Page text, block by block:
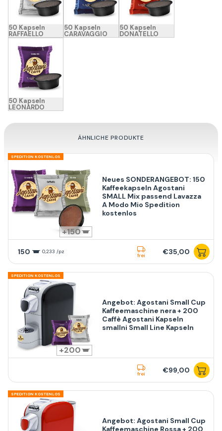
50 Kapseln
RAFFAELLO
50 Kapseln
CARAVAGGIO
50 Kapseln
DONATELLO
50 Kapseln
LEONARDO
ÄHNLICHE PRODUKTE
SPEDITION KOSTENLOS
150
Neues SONDERANGEBOT: 150
Kaffeekapseln Agostani
SMALL Mix passend Lavazza
A Modo Mio Spedition
kostenlos
150 0,233 /pz
frei €35,00
SPEDITION KOSTENLOS
200
Angebot: Agostani Small Cup
Kaffeemaschine nera + 200
Caffè Agostani Kapseln
smallni Small Line Kapseln
frei €99,00
SPEDITION KOSTENLOS
Angebot: Agostani Small Cup
Kaffeemaschine Rossa + 200